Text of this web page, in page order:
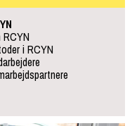
RCYN
i RCYN